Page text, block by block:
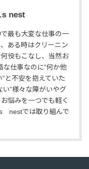
nest
最も大変な仕事の一
ある時はクリーニン
役もこなし、当然お
仕事なのに”何か他
と不安を抱えていた
い”様々な障がいやグ
悩みを一つでも軽く
nestでは取り組んで